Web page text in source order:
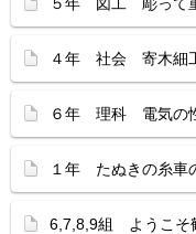
４年 社会 寄木細
６年 理科 電気の
１年 たぬきの糸車
6,7,8,9組 ようこそ